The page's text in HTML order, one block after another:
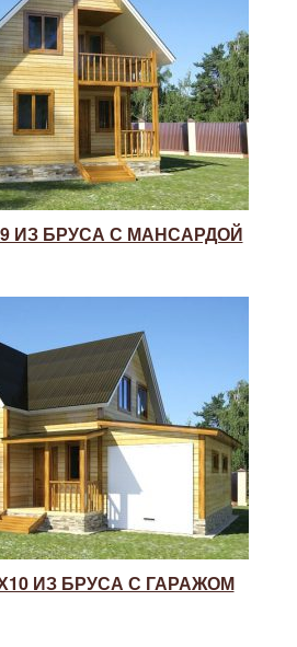
ИЗ БРУСА С МАНСАРДОЙ
ИЗ БРУСА С ГАРАЖОМ